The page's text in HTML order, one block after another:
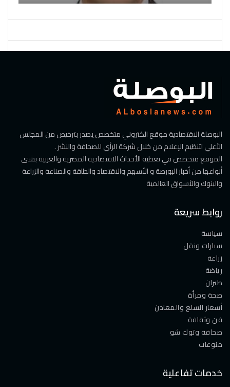
البوصلة الاقتصادية موقع الكتروني متخصص يصدر بترخيص من المجلس
الأعلي لتنظيم الإعلام من خلال شركة الرأي للصحافة والنشر .
الموقع متخصص في تغطية الأحداث الاقتصادية المصرية والعربية بشتى
أنواعها من أخبار البورصة و الأسهم والاقتصاد والطاقة والصناعة والزراعة
والبنوك والأسواق العالمية
روابط سريعة
سياسة
سيارات ونقل
زراعة
رياضة
طيران
صحة ومرأة
أسعار السلع والمعادن
فن وثقافة
صحافة وتوك شو
منوعات
خدمات تفاعلية